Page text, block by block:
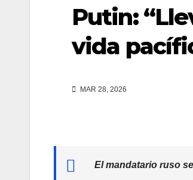
Putin:
vida
MAR 28, 2026
El mandatario ruso